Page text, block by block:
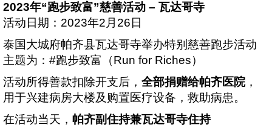
2023年“跑步致富”慈善活动 – 瓦达哥寺
活动日期：2023年2月26日
泰国大城府帕齐县瓦达哥寺举办特别慈善跑步活动
主题为：#跑步致富（Run for Riches）
活动所得善款扣除开支后， 全部捐赠给帕齐医院，
用于兴建病房大楼及购置医疗设备，救助病患。
在活动当天， 帕齐副住持兼瓦达哥寺住持